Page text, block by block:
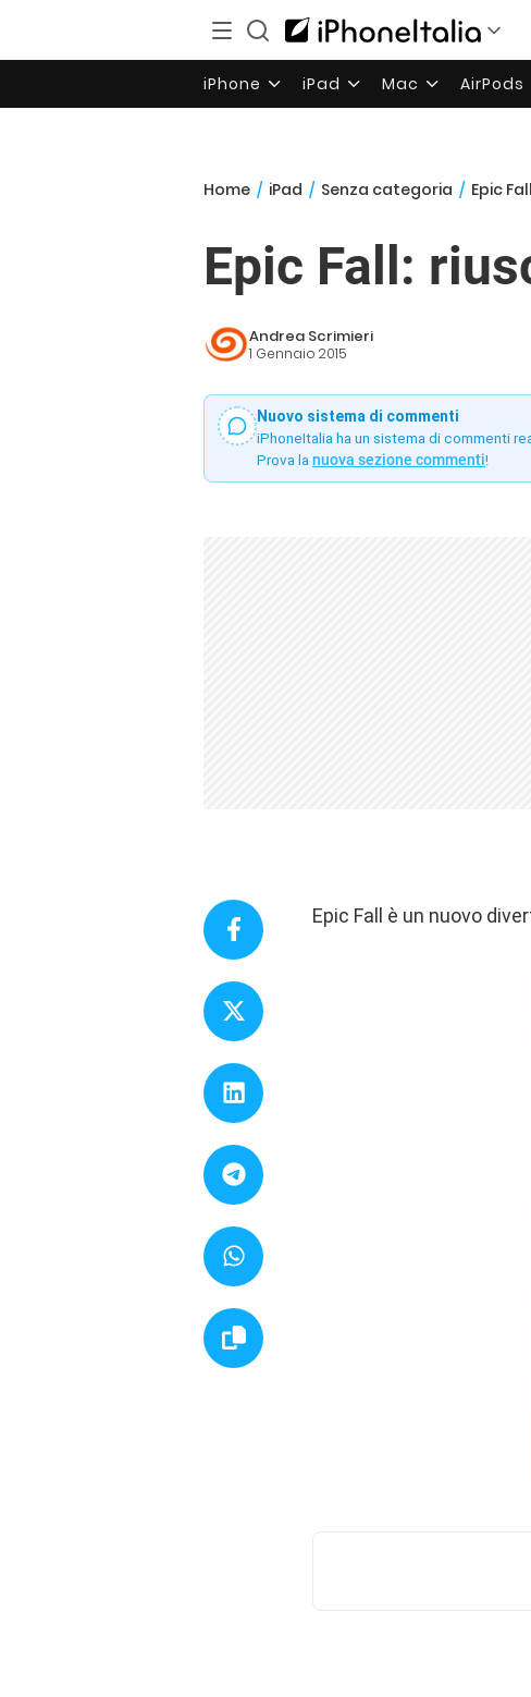
iPhone iPad Mac AirPods
Home / iPad / Senza categoria / Epic
Epic Fall:
Andrea Scrimieri
1 Gennaio 2015
Nuovo sistema di commenti
iPhoneItalia ha un sistema di commenti
Prova la nuova sezione commenti!
Epic Fall è un nuovo